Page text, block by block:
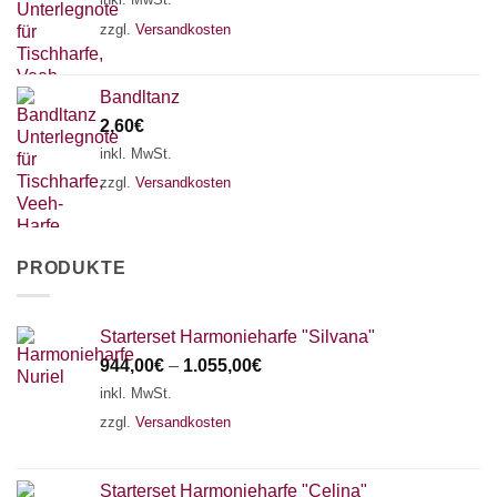
zzgl. Versandkosten
Bandltanz
2,60€
inkl. MwSt.
zzgl. Versandkosten
PRODUKTE
Starterset Harmonieharfe "Silvana"
944,00€ – 1.055,00€
inkl. MwSt.
zzgl. Versandkosten
Starterset Harmonieharfe "Celina"